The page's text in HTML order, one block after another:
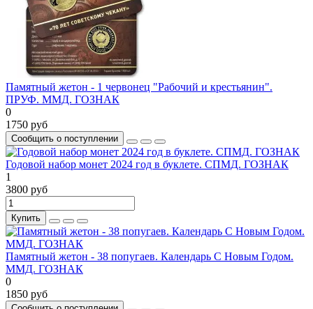
Памятный жетон - 1 червонец "Рабочий и крестьянин".
ПРУФ. ММД. ГОЗНАК
0
1750 руб
Сообщить о поступлении
Годовой набор монет 2024 год в буклете. СПМД. ГОЗНАК
1
3800 руб
Купить
Памятный жетон - 38 попугаев. Календарь С Новым Годом.
ММД. ГОЗНАК
0
1850 руб